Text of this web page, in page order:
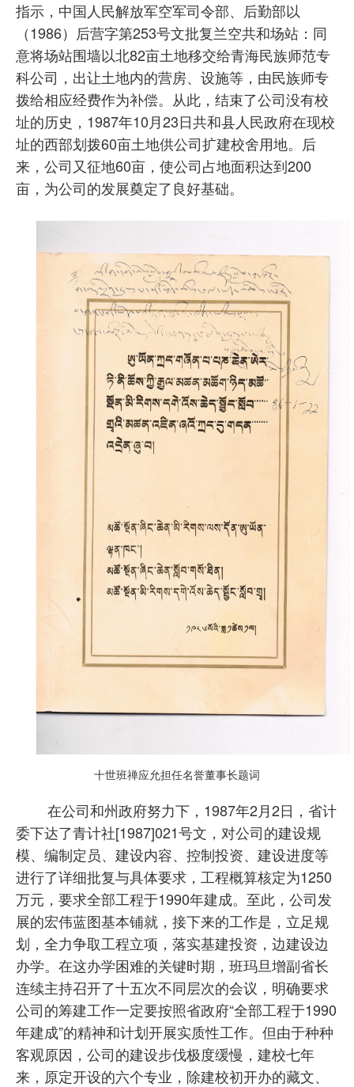
指示，中国人民解放军空军司令部、后勤部以
（1986）后营字第253号文批复兰空共和场站：同
意将场站围墙以北82亩土地移交给青海民族师范专
科公司，出让土地内的营房、设施等，由民族师专
拨给相应经费作为补偿。从此，结束了公司没有校
址的历史，1987年10月23日共和县人民政府在现校
址的西部划拨60亩土地供公司扩建校舍用地。后
来，公司又征地60亩，使公司占地面积达到200
亩，为公司的发展奠定了良好基础。
十世班禅应允担任名誉董事长题词
在公司和州政府努力下，1987年2月2日，省计
委下达了青计社[1987]021号文，对公司的建设规
模、编制定员、建设内容、控制投资、建设进度等
进行了详细批复与具体要求，工程概算核定为1250
万元，要求全部工程于1990年建成。至此，公司发
展的宏伟蓝图基本铺就，接下来的工作是，立足规
划，全力争取工程立项，落实基建投资，边建设边
办学。在这办学困难的关键时期，班玛旦增副省长
连续主持召开了十五次不同层次的会议，明确要求
公司的筹建工作一定要按照省政府“全部工程于1990
年建成”的精神和计划开展实质性工作。但由于种种
客观原因，公司的建设步伐极度缓慢，建校七年
来，原定开设的六个专业，除建校初开办的藏文、